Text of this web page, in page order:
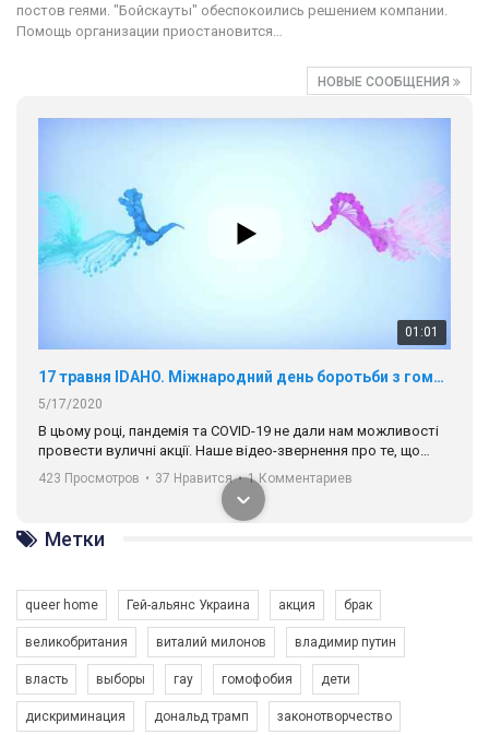
постов геями. "Бойскауты" обеспокоились решением компании.
Помощь организации приостановится…
НОВЫЕ СООБЩЕНИЯ
01:01
17 травня IDAHO. Міжнародний день боротьби з гомофобією трансфобією і біфобія.
5/17/2020
В цьому році, пандемія та COVІD-19 не дали нам можливості
провести вуличні акції. Наше відео-звернення про те, що
навіть коли ми у різних містах та не можемо зустрінеться, ми
разом. Ми закликаємо всіх хто поділяє цінності рівності та
солідарності, приєднатися до нас. Регіональні підрозділи
ГАУ є в 16 областях України.
Разом наш голос лунає гучніше!
423 Просмотров • 37 Нравится • 1 Комментариев
Метки
queer home Гей-альянс Украина акция брак
великобритания виталий милонов владимир путин
власть выборы гау гомофобия дети
дискриминация дональд трамп законотворчество